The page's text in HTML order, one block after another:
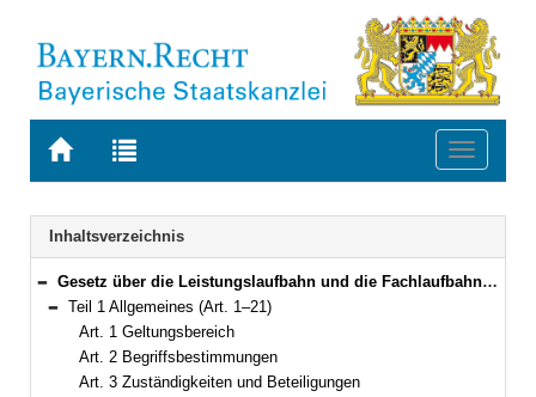
Zur
BAYERN.RECHT
Zur
letzten
Suche
Toggle
Navigation
Inhaltsverzeichnis
Bereich reduzieren
Gesetz über die Leistungslaufbahn und die Fachlaufbahnen der bayerischen Beamten und Beamtinnen (Leistungslaufbahngesetz – LlbG) Vom 5. August 2010 (GVBl. S. 410, 571) BayRS 2030-1-4-F (Art. 1–71)
Bereich reduzieren
Teil 1 Allgemeines (Art. 1–21)
Art. 1 Geltungsbereich
Art. 2 Begriffsbestimmungen
Art. 3 Zuständigkeiten und Beteiligungen